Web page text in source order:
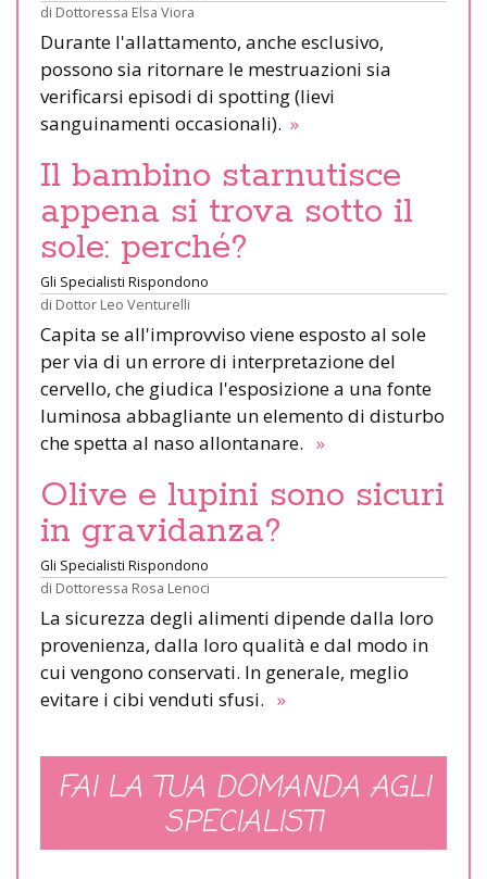
di Dottoressa Elsa Viora
Durante l'allattamento, anche esclusivo,
possono sia ritornare le mestruazioni sia
verificarsi episodi di spotting (lievi
sanguinamenti occasionali). »
Il bambino starnutisce
appena si trova sotto il
sole: perché?
Gli Specialisti Rispondono
di Dottor Leo Venturelli
Capita se all'improvviso viene esposto al sole
per via di un errore di interpretazione del
cervello, che giudica l'esposizione a una fonte
luminosa abbagliante un elemento di disturbo
che spetta al naso allontanare. »
Olive e lupini sono sicuri
in gravidanza?
Gli Specialisti Rispondono
di Dottoressa Rosa Lenoci
La sicurezza degli alimenti dipende dalla loro
provenienza, dalla loro qualità e dal modo in
cui vengono conservati. In generale, meglio
evitare i cibi venduti sfusi. »
FAI LA TUA DOMANDA AGLI
SPECIALISTI